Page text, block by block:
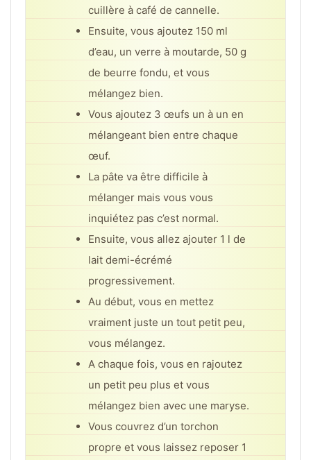
cuillère à café de cannelle.
Ensuite, vous ajoutez 150 ml
d’eau, un verre à moutarde, 50 g
de beurre fondu, et vous
mélangez bien.
Vous ajoutez 3 œufs un à un en
mélangeant bien entre chaque
œuf.
La pâte va être difficile à
mélanger mais vous vous
inquiétez pas c’est normal.
Ensuite, vous allez ajouter 1 l de
lait demi-écrémé
progressivement.
Au début, vous en mettez
vraiment juste un tout petit peu,
vous mélangez.
A chaque fois, vous en rajoutez
un petit peu plus et vous
mélangez bien avec une maryse.
Vous couvrez d’un torchon
propre et vous laissez reposer 1